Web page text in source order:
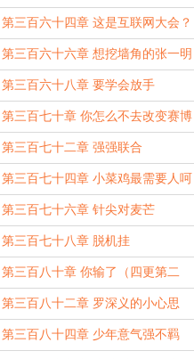
工人？
第三百六十四章 这是互联网大会？
第三百六十六章 想挖墙角的张一明
第三百六十八章 要学会放手
第三百七十章 你怎么不去改变赛博
坦呢？
第三百七十二章 强强联合
第三百七十四章 小菜鸡最需要人呵
护了
第三百七十六章 针尖对麦芒
第三百七十八章 脱机挂
第三百八十章 你输了（四更第二
更！）
第三百八十二章 罗深义的小心思
（第四更！）
第三百八十四章 少年意气强不羁